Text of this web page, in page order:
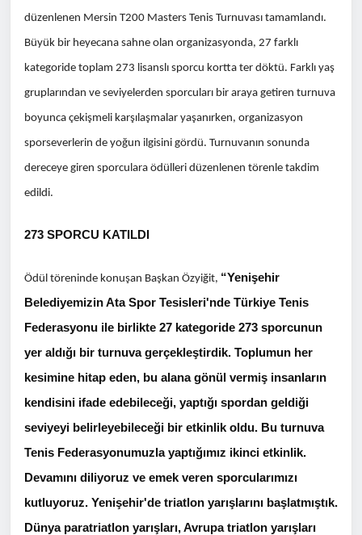
düzenlenen Mersin T200 Masters Tenis Turnuvası tamamlandı.
Büyük bir heyecana sahne olan organizasyonda, 27 farklı
kategoride toplam 273 lisanslı sporcu kortta ter döktü. Farklı yaş
gruplarından ve seviyelerden sporcuları bir araya getiren turnuva
boyunca çekişmeli karşılaşmalar yaşanırken, organizasyon
sporseverlerin de yoğun ilgisini gördü. Turnuvanın sonunda
dereceye giren sporculara ödülleri düzenlenen törenle takdim
edildi.
273 SPORCU KATILDI
Ödül töreninde konuşan Başkan Özyiğit, “Yenişehir
Belediyemizin Ata Spor Tesisleri'nde Türkiye Tenis
Federasyonu ile birlikte 27 kategoride 273 sporcunun
yer aldığı bir turnuva gerçekleştirdik. Toplumun her
kesimine hitap eden, bu alana gönül vermiş insanların
kendisini ifade edebileceği, yaptığı spordan geldiği
seviyeyi belirleyebileceği bir etkinlik oldu. Bu turnuva
Tenis Federasyonumuzla yaptığımız ikinci etkinlik.
Devamını diliyoruz ve emek veren sporcularımızı
kutluyoruz. Yenişehir'de triatlon yarışlarını başlatmıştık.
Dünya paratriatlon yarışları, Avrupa triatlon yarışları